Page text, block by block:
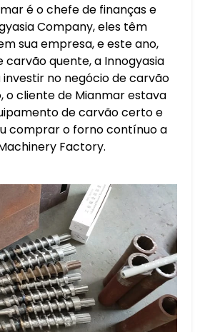
é o chefe de finanças e
Company, eles têm
sua empresa, e este ano,
carvão quente, a Innogyasia
no negócio de carvão
o cliente de Mianmar estava
de carvão certo e
comprar o forno contínuo a
Factory.